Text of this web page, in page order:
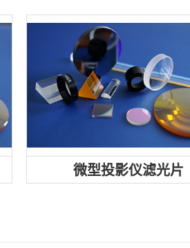
光学反射镜是具有高度抛光的平面
或反射光的弯曲表面的精密反射
镜。我们生产适用于各种...
微型投影仪滤光片